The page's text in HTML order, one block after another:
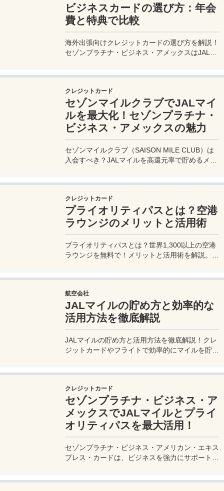
ビジネスカードの選び方：年会
費と特典で比較
海外出張向けクレジットカードの選び方を解説！
セゾンプラチナ・ビジネス・アメックスはJALマ
クレジットカード
セゾンマイルクラブでJALマイ
ルを最大化！セゾンプラチナ・
ビジネス・アメックスの魅力
セゾンマイルクラブ（SAISON MILE CLUB）は
入会すべき？JALマイルを高還元率で貯めるメリ
クレジットカード
プライオリティパスとは？空港
ラウンジのメリットと活用術
プライオリティパスとは？世界1,300以上の空港
ラウンジを無料で！メリットと活用術を解説。セ
航空会社
JALマイルの貯め方と効率的な
活用方法を徹底解説
JALマイルの貯め方と活用方法を徹底解説！クレ
ジットカードやフライトで効率的にマイルを貯
クレジットカード
セゾンプラチナ・ビジネス・ア
メックスでJALマイルとプライ
オリティパスを最大活用！
セゾンプラチナ・ビジネス・アメリカン・エキス
プレス・カードは、ビジネスを強力にサポートす